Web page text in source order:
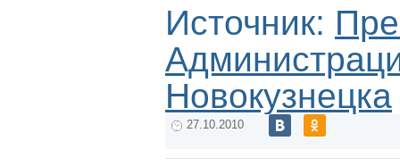
Источник:
Новокузнецка
27.10.2010